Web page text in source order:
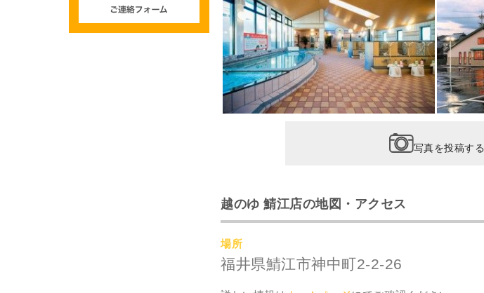
写真を投稿する
越のゆ 鯖江店の地図・アクセス
場所
福井県鯖江市神中町2-2-26